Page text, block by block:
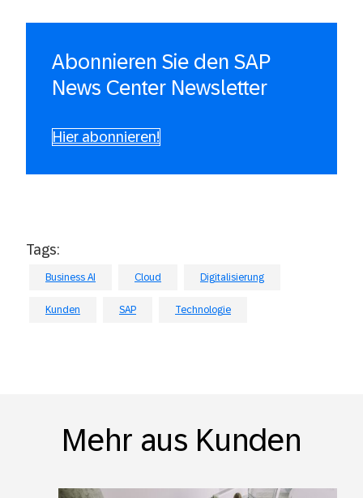
Abonnieren Sie den SAP
News Center Newsletter
Hier abonnieren!
Tags:
Business AI Cloud Digitalisierung
Kunden SAP Technologie
Mehr aus Kunden